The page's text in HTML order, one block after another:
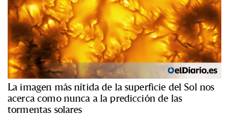
La imagen más nítida de la superficie del Sol nos
acerca como nunca a la predicción de las
tormentas solares